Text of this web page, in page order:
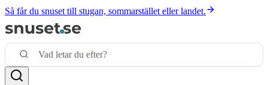
Så får du snuset till stugan, sommarstället eller landet.